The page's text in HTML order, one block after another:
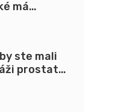
má
ste mali
prostaty